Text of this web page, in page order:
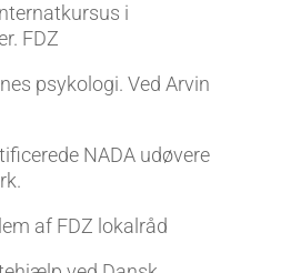
i
FDZ
psykologi. Ved Arvin
NADA udøvere
af FDZ lokalråd